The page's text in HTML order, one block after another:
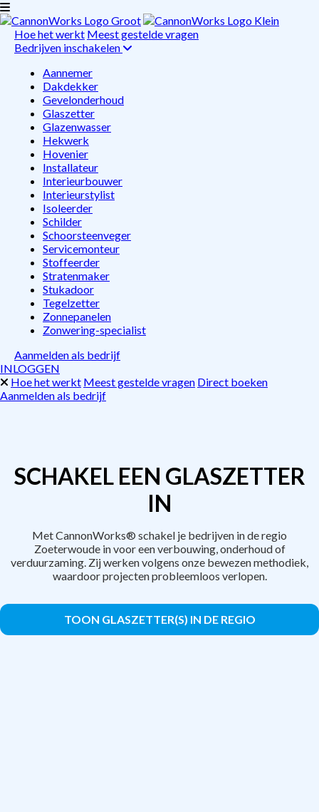
Hoe het werkt Meest gestelde vragen
Bedrijven inschakelen
Aannemer
Dakdekker
Gevelonderhoud
Glaszetter
Glazenwasser
Hekwerk
Hovenier
Installateur
Interieurbouwer
Interieurstylist
Isoleerder
Schilder
Schoorsteenveger
Servicemonteur
Stoffeerder
Stratenmaker
Stukadoor
Tegelzetter
Zonnepanelen
Zonwering-specialist
Aanmelden als bedrijf
INLOGGEN
Hoe het werkt Meest gestelde vragen Direct boeken
Aanmelden als bedrijf
SCHAKEL EEN GLASZETTER
IN
Met CannonWorks® schakel je bedrijven in de regio
Zoeterwoude in voor een verbouwing, onderhoud of
verduurzaming. Zij werken volgens onze bewezen methodiek,
waardoor projecten probleemloos verlopen.
TOON GLASZETTER(S) IN DE REGIO